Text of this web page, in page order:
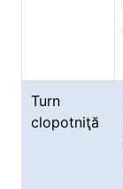
Turn
clopotniţă